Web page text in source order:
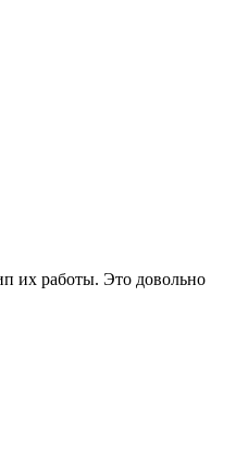
их работы. Это довольно